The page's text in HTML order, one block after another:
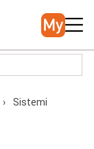
Sistemi